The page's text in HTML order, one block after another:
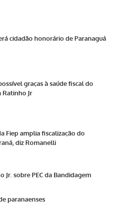
cidadão honorário de Paranaguá
graças à saúde fiscal do
Ratinho Jr
Fiep amplia fiscalização do
diz Romanelli
Jr. sobre PEC da Bandidagem
paranaenses